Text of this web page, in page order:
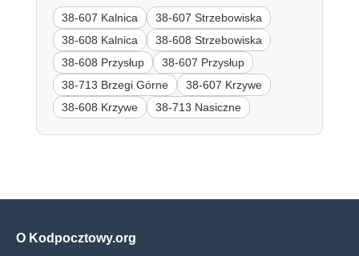
38-607 Kalnica
38-607 Strzebowiska
38-608 Kalnica
38-608 Strzebowiska
38-608 Przysłup
38-607 Przysłup
38-713 Brzegi Górne
38-607 Krzywe
38-608 Krzywe
38-713 Nasiczne
O Kodpocztowy.org